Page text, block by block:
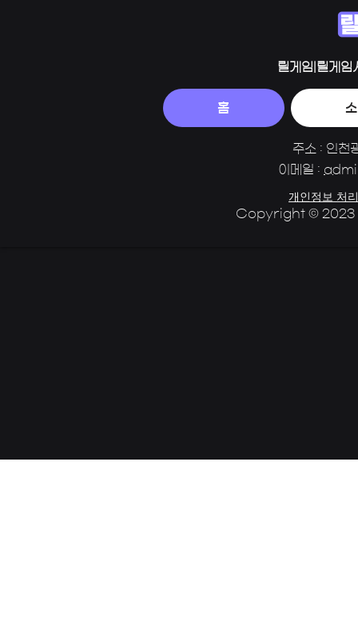
릴게임|릴게임
홈
주소 : 인천
이메일 :
Copyright ©
개인정보 처